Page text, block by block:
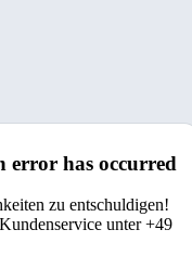
error has occurred
zu entschuldigen!
unter +49